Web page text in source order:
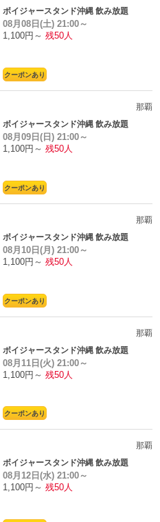
ボイジャースタンド沖縄 飲み放題
08月08日(土) 21:00～
1,100円～ 残50人
クーポンあり
那覇
ボイジャースタンド沖縄 飲み放題
08月09日(日) 21:00～
1,100円～ 残50人
クーポンあり
那覇
ボイジャースタンド沖縄 飲み放題
08月10日(月) 21:00～
1,100円～ 残50人
クーポンあり
那覇
ボイジャースタンド沖縄 飲み放題
08月11日(火) 21:00～
1,100円～ 残50人
クーポンあり
那覇
ボイジャースタンド沖縄 飲み放題
08月12日(水) 21:00～
1,100円～ 残50人